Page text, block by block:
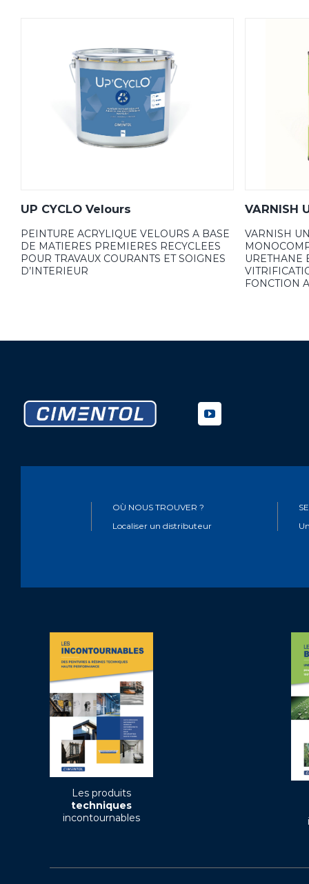
UP CYCLO Velours
PEINTURE ACRYLIQUE VELOURS A BASE
DE MATIERES PREMIERES RECYCLEES
POUR TRAVAUX COURANTS ET SOIGNES
D’INTERIEUR
VARNISH
VARNISH
URETHANE
FONCTION
OÙ NOUS TROUVER ?
Localiser un distributeur
Les produits
techniques
incontournables